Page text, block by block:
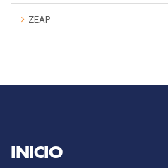
ZEAP
INICIO